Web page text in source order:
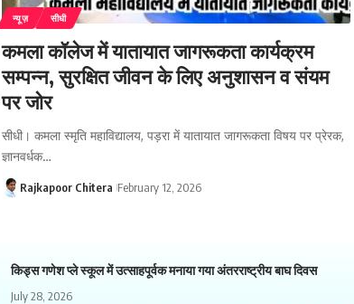
न्यूज़ सीधी
कमला कॉलेज में यातायात जागरूकता कार्यक्रम
सम्पन्न, सुरक्षित जीवन के लिए अनुशासन व संयम
पर जोर
सीधी। कमला स्मृति महाविद्यालय, पड़रा में यातायात जागरूकता विषय पर प्रेरक,
ज्ञानवर्धक…
Rajkapoor Chitera February 12, 2026
किड्स गणेश प्ले स्कूल में उत्साहपूर्वक मनाया गया अंतरराष्ट्रीय बाघ दिवस
July 28, 2026